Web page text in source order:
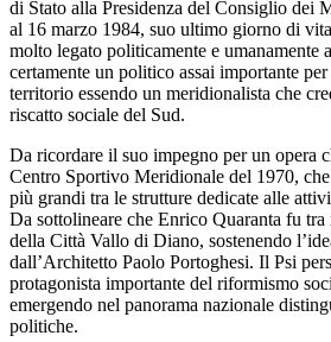
di Stato alla Presidenza del Consiglio dei
al 16 marzo 1984, suo ultimo giorno di
molto legato politicamente e umanamente
certamente un politico assai importante
territorio essendo un meridionalista che
riscatto sociale del Sud.
Da ricordare il suo impegno per un opera
Centro Sportivo Meridionale del 1970,
più grandi tra le strutture dedicate alle
Da sottolineare che Enrico Quaranta fu
della Città Vallo di Diano, sostenendo
dall’Architetto Paolo Portoghesi. Il Psi
protagonista importante del riformismo
emergendo nel panorama nazionale
politiche.